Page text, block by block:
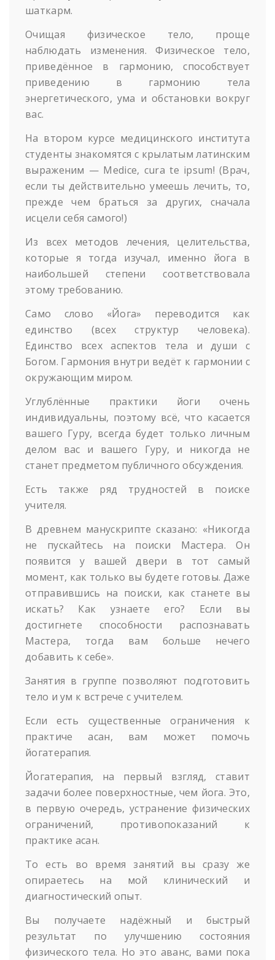
шаткарм.
Очищая физическое тело, проще
наблюдать изменения. Физическое тело,
приведённое в гармонию, способствует
приведению в гармонию тела
энергетического, ума и обстановки вокруг
вас.
На втором курсе медицинского института
студенты знакомятся с крылатым латинским
выраженим — Medice, cura te ipsum! (Врач,
если ты действительно умеешь лечить, то,
прежде чем браться за других, сначала
исцели себя самого!)
Из всех методов лечения, целительства,
которые я тогда изучал, именно йога в
наибольшей степени соответствовала
этому требованию.
Само слово «Йога» переводится как
единство (всех структур человека).
Единство всех аспектов тела и души с
Богом. Гармония внутри ведёт к гармонии с
окружающим миром.
Углублённые практики йоги очень
индивидуальны, поэтому всё, что касается
вашего Гуру, всегда будет только личным
делом вас и вашего Гуру, и никогда не
станет предметом публичного обсуждения.
Есть также ряд трудностей в поиске
учителя.
В древнем манускрипте сказано: «Никогда
не пускайтесь на поиски Мастера. Он
появится у вашей двери в тот самый
момент, как только вы будете готовы. Даже
отправившись на поиски, как станете вы
искать? Как узнаете его? Если вы
достигнете способности распознавать
Мастера, тогда вам больше нечего
добавить к себе».
Занятия в группе позволяют подготовить
тело и ум к встрече с учителем.
Если есть существенные ограничения к
практиче асан, вам может помочь
йогатерапия.
Йогатерапия, на первый взгляд, ставит
задачи более поверхностные, чем йога. Это,
в первую очередь, устранение физических
ограничений, противопоказаний к
практике асан.
То есть во время занятий вы сразу же
опираетесь на мой клинический и
диагностический опыт.
Вы получаете надёжный и быстрый
результат по улучшению состояния
физического тела. Но это аванс, вами пока